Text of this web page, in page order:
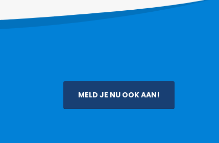
MELD JE NU OOK AAN!